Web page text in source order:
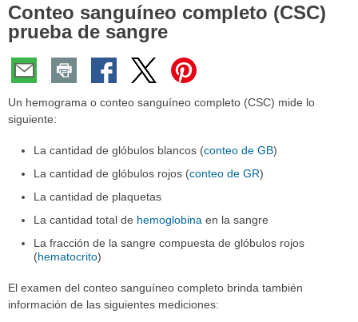
Conteo sanguíneo completo (CSC)
prueba de sangre
Un hemograma o conteo sanguíneo completo (CSC) mide lo
siguiente:
La cantidad de glóbulos blancos (conteo de GB)
La cantidad de glóbulos rojos (conteo de GR)
La cantidad de plaquetas
La cantidad total de hemoglobina en la sangre
La fracción de la sangre compuesta de glóbulos rojos
(hematocrito)
El examen del conteo sanguíneo completo brinda también
información de las siguientes mediciones: